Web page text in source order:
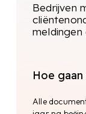
Legal8
wordt
kunnen
algemeen
Bedrijven
meldingen
Hoe
Alle